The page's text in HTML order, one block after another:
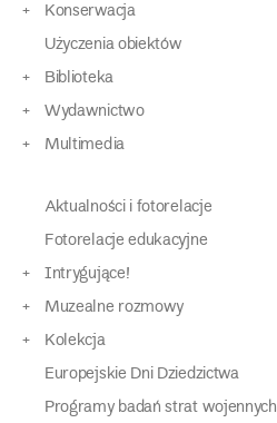
Konserwacja
Użyczenia obiektów
Biblioteka
Wydawnictwo
Multimedia
Aktualności i fotorelacje
Fotorelacje edukacyjne
Intrygujące!
Muzealne rozmowy
Kolekcja
Europejskie Dni Dziedzictwa
Programy badań strat wojennych